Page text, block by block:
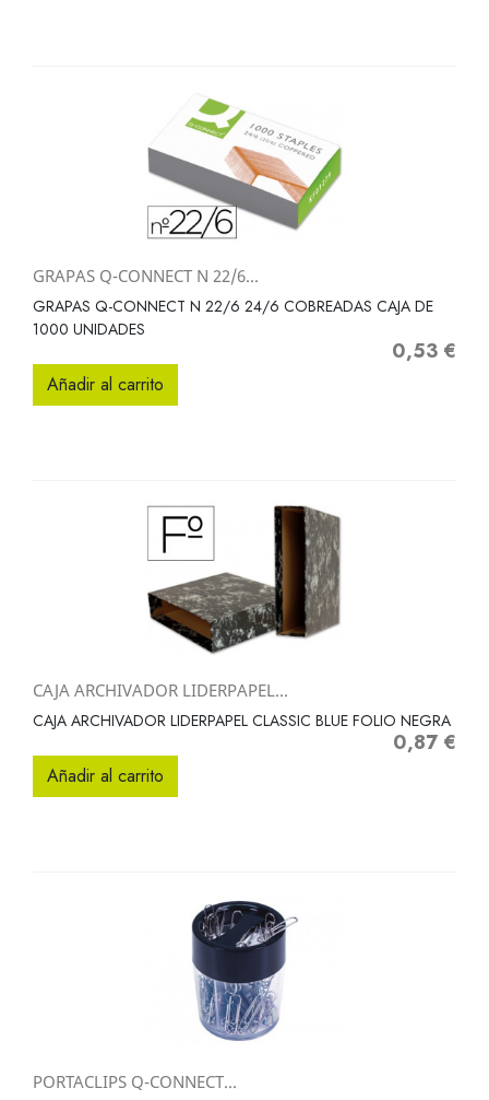
GRAPAS Q-CONNECT N 22/6...
GRAPAS Q-CONNECT N 22/6 24/6 COBREADAS CAJA DE
1000 UNIDADES
Precio
0,53 €
Añadir al carrito
CAJA ARCHIVADOR LIDERPAPEL...
CAJA ARCHIVADOR LIDERPAPEL CLASSIC BLUE FOLIO NEGRA
Precio
0,87 €
Añadir al carrito
PORTACLIPS Q-CONNECT...